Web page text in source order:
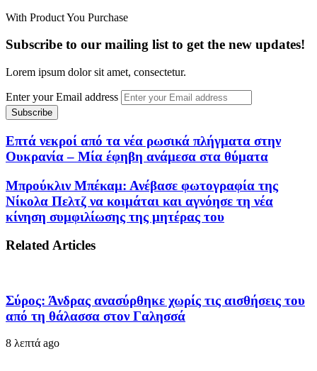
With Product You Purchase
Subscribe to our mailing list to get the new updates!
Lorem ipsum dolor sit amet, consectetur.
Enter your Email address
Επτά νεκροί από τα νέα ρωσικά πλήγματα στην
Ουκρανία – Μία έφηβη ανάμεσα στα θύματα
Μπρούκλιν Μπέκαμ: Ανέβασε φωτογραφία της
Νίκολα Πελτζ να κοιμάται και αγνόησε τη νέα
κίνηση συμφιλίωσης της μητέρας του
Related Articles
Σύρος: Άνδρας ανασύρθηκε χωρίς τις αισθήσεις του
από τη θάλασσα στον Γαλησσά
8 λεπτά ago